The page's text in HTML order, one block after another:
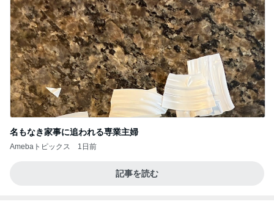
名もなき家事に追われる専業主婦
Amebaトピックス 1日前
記事を読む